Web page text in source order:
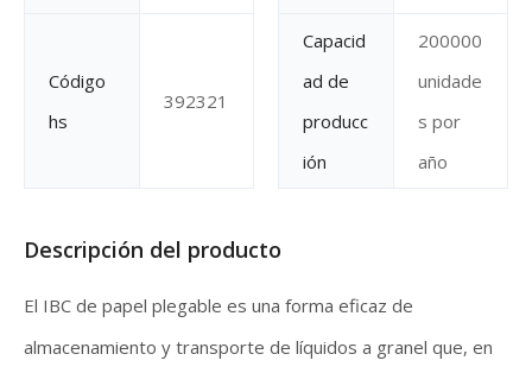
Código
hs
392321
Capacid
ad de
producc
ión
200000
unidade
s por
año
Descripción del producto
El IBC de papel plegable es una forma eficaz de
almacenamiento y transporte de líquidos a granel que, en